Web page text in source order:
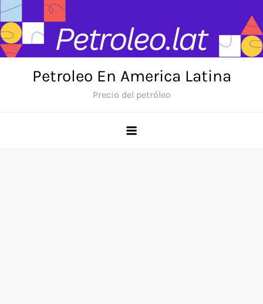
Skip
to
content
Petroleo En America Latina
Precio del petróleo